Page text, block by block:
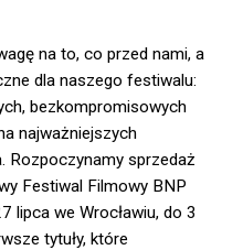
na to, co przed nami, a
dla naszego festiwalu:
bezkompromisowych
najważniejszych
Rozpoczynamy sprzedaż
Festiwal Filmowy BNP
lipca we Wrocławiu, do 3
tytuły, które